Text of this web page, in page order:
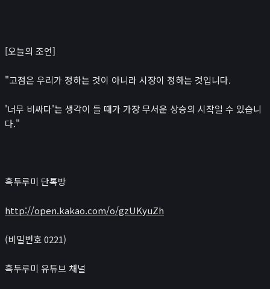
[오늘의 조언]
"고점은 우리가 정하는 것이 아니라 시장이 정하는 것입니다.
'너무 비싸다'는 생각이 들 때가 가장 무서운 상승의 시작일 수 있습니
다."
흑두루미 단톡방
http://open.kakao.com/o/gzUKyuZh
(비밀번호 0221)
흑두루미 유튜브 채널